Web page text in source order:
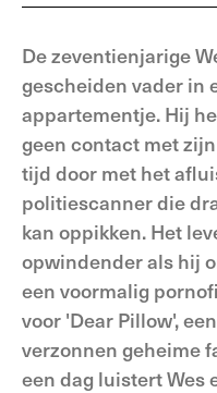
De zeventienjarige
gescheiden vader in
appartementje. Hij
geen contact met
tijd door met het
politiescanner die
kan oppikken. Het
opwindender als hij
een voormalig
voor 'Dear Pillow',
verzonnen geheime
een dag luistert Wes